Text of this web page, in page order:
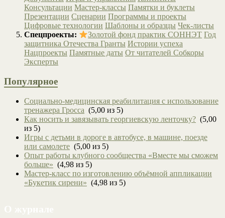
Консультации Мастер-классы Памятки и буклеты
Презентации Сценарии Программы и проекты
Цифровые технологии Шаблоны и образцы Чек-листы
Спецпроекты:
Золотой фонд практик СОННЭТ Год
защитника Отечества Гранты Истории успеха
Нацпроекты Памятные даты От читателей Собкоры
Эксперты
Популярное
Социально-медицинская реабилитация с использование
тренажера Гросса (5,00 из 5)
Как носить и завязывать георгиевскую ленточку? (5,00
из 5)
Игры с детьми в дороге в автобусе, в машине, поезде
или самолете (5,00 из 5)
Опыт работы клубного сообщества «Вместе мы сможем
больше» (4,98 из 5)
Мастер-класс по изготовлению объёмной аппликации
«Букетик сирени» (4,98 из 5)